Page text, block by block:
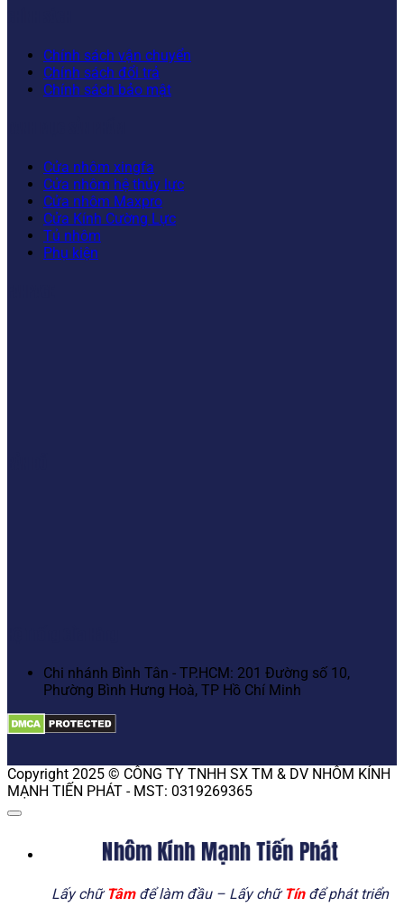
Chính sách vận chuyển
Chính sách đổi trả
Chính sách bảo mật
Cửa nhôm xingfa
Cửa nhôm hệ thủy lực
Cửa nhôm Maxpro
Cửa Kính Cường Lực
Tủ nhôm
Phụ kiện
Chi nhánh Bình Tân - TP.HCM: 201 Đường số 10,
Phường Bình Hưng Hoà, TP Hồ Chí Minh
Copyright 2025 © CÔNG TY TNHH SX TM & DV NHÔM KÍNH
MẠNH TIẾN PHÁT - MST: 0319269365
Nhôm Kính Mạnh Tiến Phát
Lấy chữTâmđể làm đầu – Lấy chữTínđể phát triển